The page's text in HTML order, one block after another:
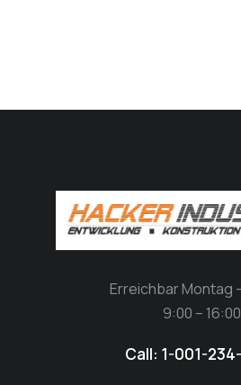
Erreichbar Montag
9:00 – 16:00
Call: 1-001-